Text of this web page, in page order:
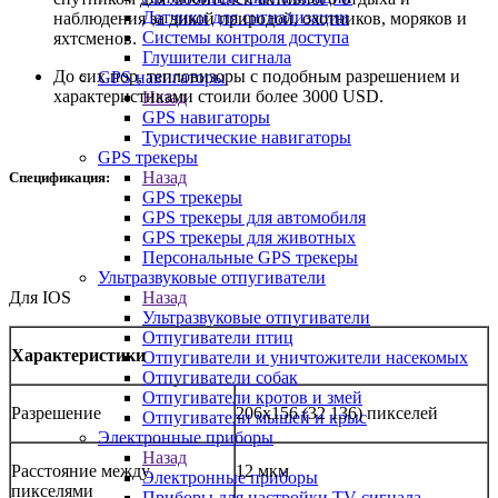
Датчики для сигнализации
Системы контроля доступа
Глушители сигнала
GPS навигаторы
Назад
GPS навигаторы
Туристические навигаторы
GPS трекеры
Назад
GPS трекеры
GPS трекеры для автомобиля
GPS трекеры для животных
Персональные GPS трекеры
Ультразвуковые отпугиватели
Назад
Ультразвуковые отпугиватели
Отпугиватели птиц
Отпугиватели и уничтожители насекомых
Отпугиватели собак
Отпугиватели кротов и змей
Отпугиватели мышей и крыс
Электронные приборы
Назад
Электронные приборы
наблюдения за дикой природой, охотников, моряков и
яхтсменов.
До сих пор, тепловизоры с подобным разрешением и
характеристиками стоили более 3000 USD.
Спецификация:
Для IOS
Характеристики
Разрешение 206х156 (32 136) пикселей
Расстояние между
пикселями
12 мкм